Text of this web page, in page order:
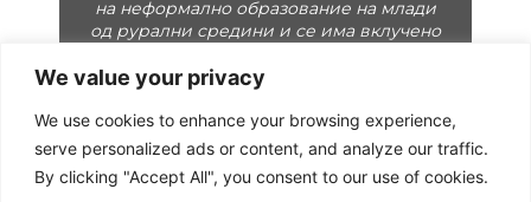
We value your privacy
We use cookies to enhance your browsing experience,
serve personalized ads or content, and analyze our traffic.
By clicking "Accept All", you consent to our use of cookies.
унапредување и развивање на вештини
на повеќе од 2000 млади, обезбедување
од рурални средини и се има вклучено
активно во развојот и работата на 3
младински организации ПРЕВЕНТУС,
Младите можат и ЕМСА Македонија.
Своето формално образование го
стекнува на Медицинскиот факултет –